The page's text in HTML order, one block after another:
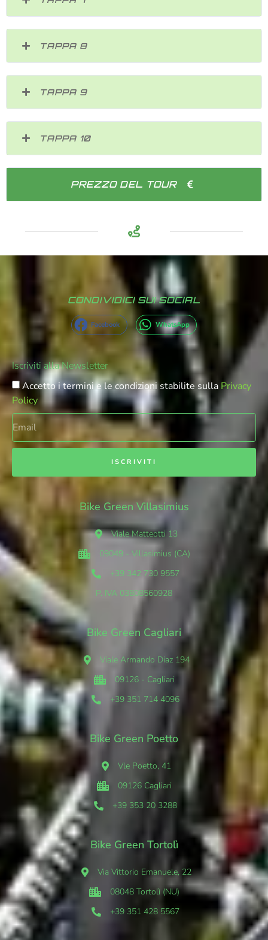
TAPPA 8
TAPPA 9
TAPPA 10
PREZZO DEL TOUR
CONDIVIDICI SUI SOCIAL
Facebook WhatsApp
Iscriviti alla Newsletter
Accetto i termini e le condizioni stabilite sulla Privacy
Policy
ISCRIVITI
Bike Green Villasimius
Viale Matteotti 13
09049 - Villasimius (CA)
+39 342 730 9557
P. IVA 03808560928
Bike Green Cagliari
Viale Armando Diaz 194
09126 - Cagliari
+39 351 714 4096
Bike Green Poetto
Vle Poetto, 41
09126 Cagliari
+39 353 20 3288
Bike Green Tortolì
Via Vittorio Emanuele, 22
08048 Tortolì (NU)
+39 351 428 5567